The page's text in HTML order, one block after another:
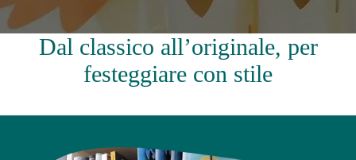
Dal classico all’originale, per
festeggiare con stile